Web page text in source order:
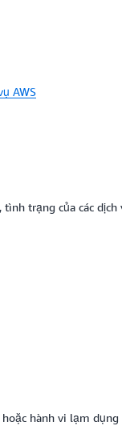
AWS
trạng của các
hành vi lạm